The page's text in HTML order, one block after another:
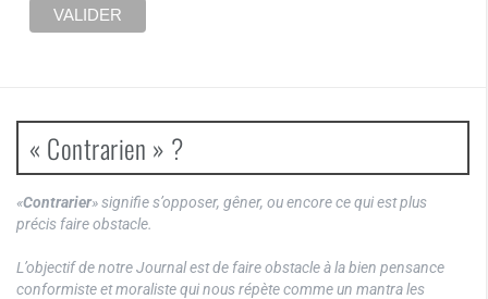
« Contrarien » ?
«Contrarier» signifie s’opposer, gêner, ou encore ce qui est plus
précis faire obstacle.
L’objectif de notre Journal est de faire obstacle à la bien pensance
conformiste et moraliste qui nous répète comme un mantra les